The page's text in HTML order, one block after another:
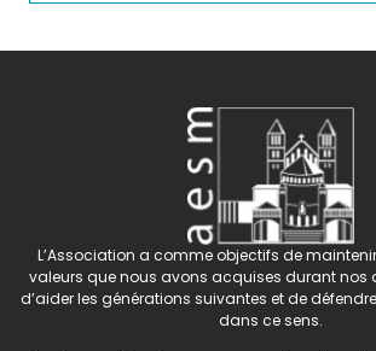
L’Association a comme objectifs de
valeurs que nous avons acquises durant nos
d’aider les générations suivantes et de
dans ce sens.